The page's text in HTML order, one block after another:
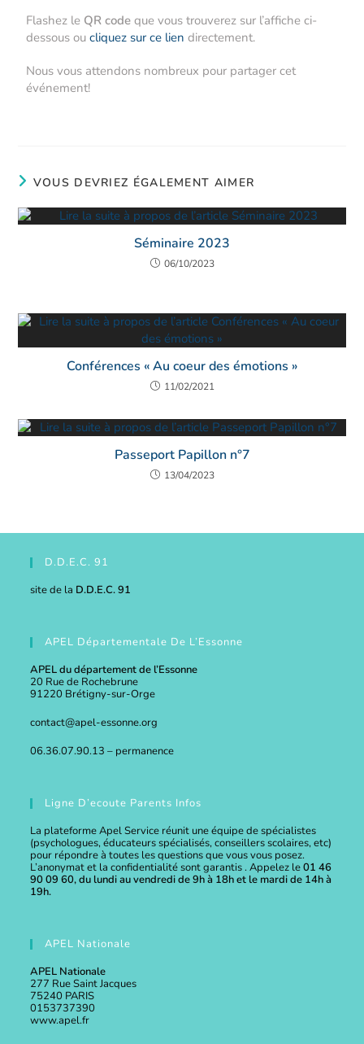
Flashez le QR code que vous trouverez sur l’affiche ci-
dessous oucliquez sur ce lien directement.
Nous vous attendons nombreux pour partager cet
événement!
VOUS DEVRIEZ ÉGALEMENT AIMER
Séminaire 2023
06/10/2023
Conférences « Au coeur des émotions »
11/02/2021
Passeport Papillon n°7
13/04/2023
D.D.E.C. 91
site de la D.D.E.C. 91
APEL Départementale De L’Essonne
APEL du département de l’Essonne
20 Rue de Rochebrune
91220 Brétigny-sur-Orge
contact@apel-essonne.org
06.36.07.90.13 – permanence
Ligne D’ecoute Parents Infos
La plateforme Apel Service réunit une équipe de spécialistes
(psychologues, éducateurs spécialisés, conseillers scolaires, etc)
pour répondre à toutes les questions que vous vous posez.
L’anonymat et la confidentialité sont garantis . Appelez le01 46
90 09 60, du lundi au vendredi de 9h à 18h et le mardi de 14h à
19h.
APEL Nationale
APEL Nationale
277 Rue Saint Jacques
75240 PARIS
0153737390
www.apel.fr